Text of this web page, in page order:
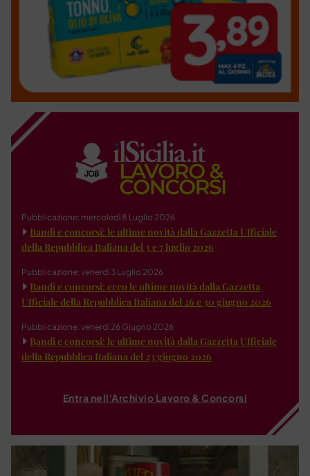
Pubblicazione: mercoledì 8 Luglio 2026
Bandi e concorsi: le ultime novità dalla Gazzetta Ufficiale
della Repubblica Italiana del 3 e 7 luglio 2026
Pubblicazione: venerdì 3 Luglio 2026
Bandi e concorsi: ecco le ultime novità dalla Gazzetta
Ufficiale della Repubblica Italiana del 26 e 30 giugno 2026
Pubblicazione: venerdì 26 Giugno 2026
Bandi e concorsi: le ultime novità dalla Gazzetta Ufficiale
della Repubblica Italiana del 23 giugno 2026
Entra nell'Archivio Lavoro & Concorsi